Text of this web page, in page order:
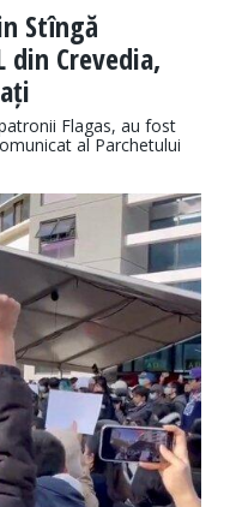
Stîngă
Crevedia,
Flagas, au fost
al Parchetului